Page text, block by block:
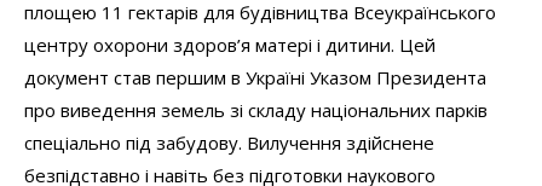
площею 11 гектарів для будівництва Всеукраїнського
центру охорони здоров’я матері і дитини. Цей
документ став першим в Україні Указом Президента
про виведення земель зі складу національних парків
спеціально під забудову. Вилучення здійснене
безпідставно і навіть без підготовки наукового